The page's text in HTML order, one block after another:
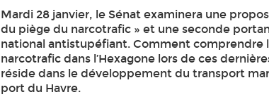
Mardi 28 janvier, le Sénat examinera une
du piège du narcotrafic » et une seconde
national antistupéfiant. Comment
narcotrafic dans l’Hexagone lors de ces
réside dans le développement du transport
port du Havre.